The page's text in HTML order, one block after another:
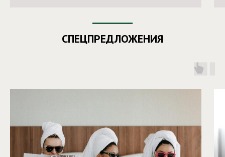
СПЕЦПРЕДЛОЖЕНИЯ